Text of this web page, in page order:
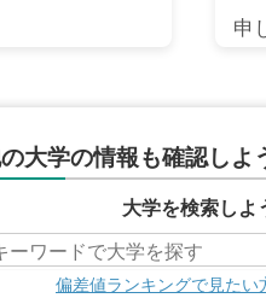
申
大学の情報も確認しよ
大学を検索しよ
偏差値ランキングで見たい